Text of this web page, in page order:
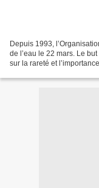
Depuis 1993,
de l’eau le 22 mars. Le
sur la rareté et